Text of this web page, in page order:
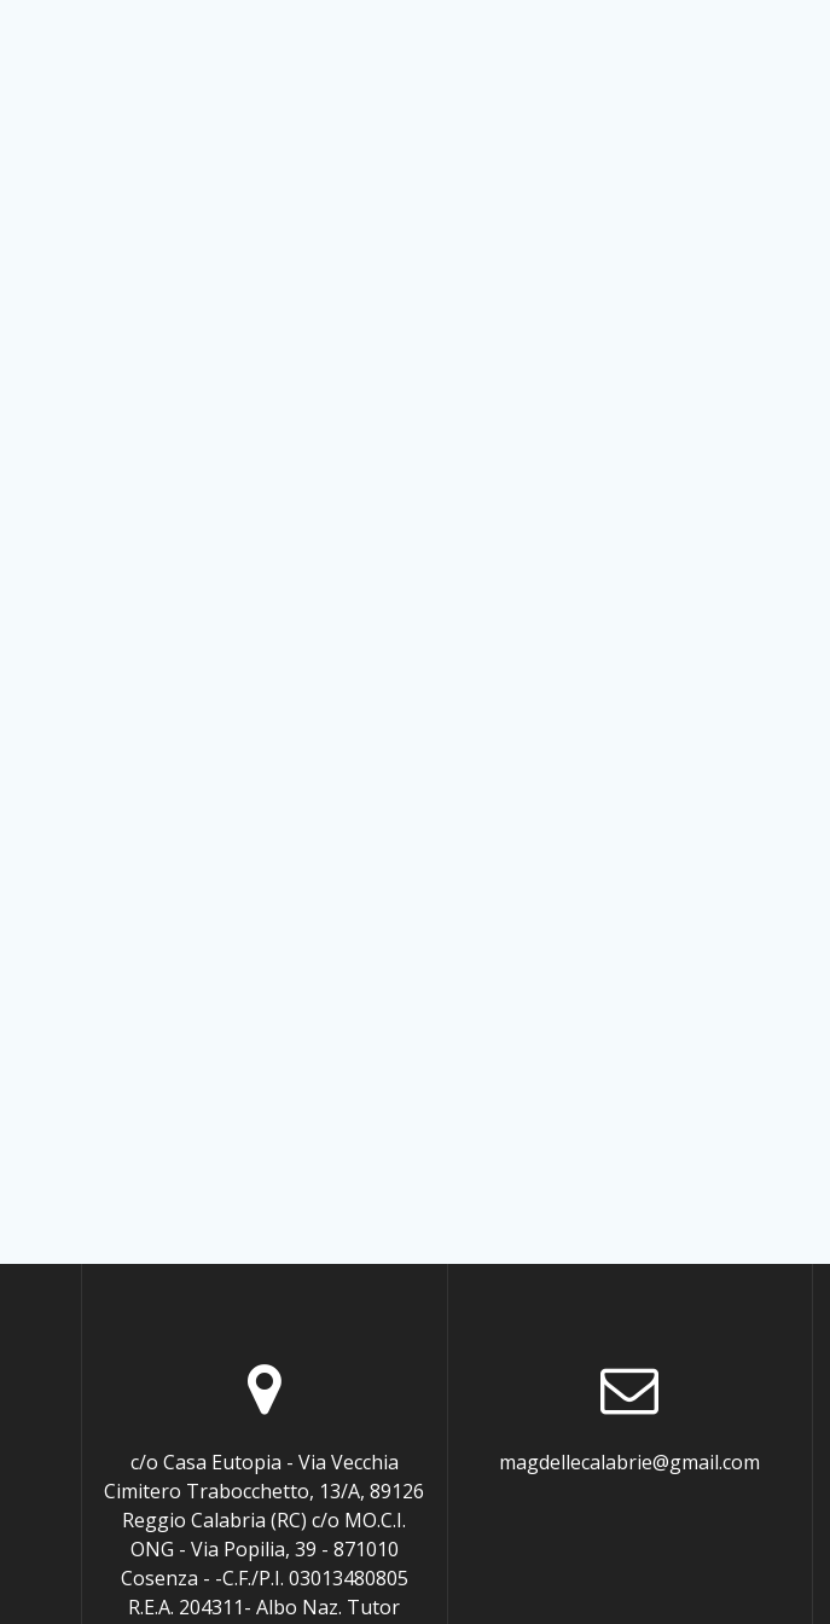
c/o Casa Eutopia - Via Vecchia
Cimitero Trabocchetto, 13/A, 89126
Reggio Calabria (RC) c/o MO.C.I.
ONG - Via Popilia, 39 - 871010
Cosenza - -C.F./P.I. 03013480805
R.E.A. 204311- Albo Naz. Tutor
magdellecalabrie@gmail.com